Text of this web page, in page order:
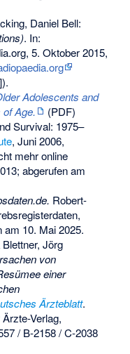
Daniel Bell:
. In:
5. Oktober 2015,
Adolescents and
of Age.
(PDF)
Survival: 1975–
, Juni 2006,
mehr online
; abgerufen am
Robert-
am 10. Mai 2025.
Jörg
von
einer
Ärzteblatt.
Verlag,
/ B-2158 / C-2038